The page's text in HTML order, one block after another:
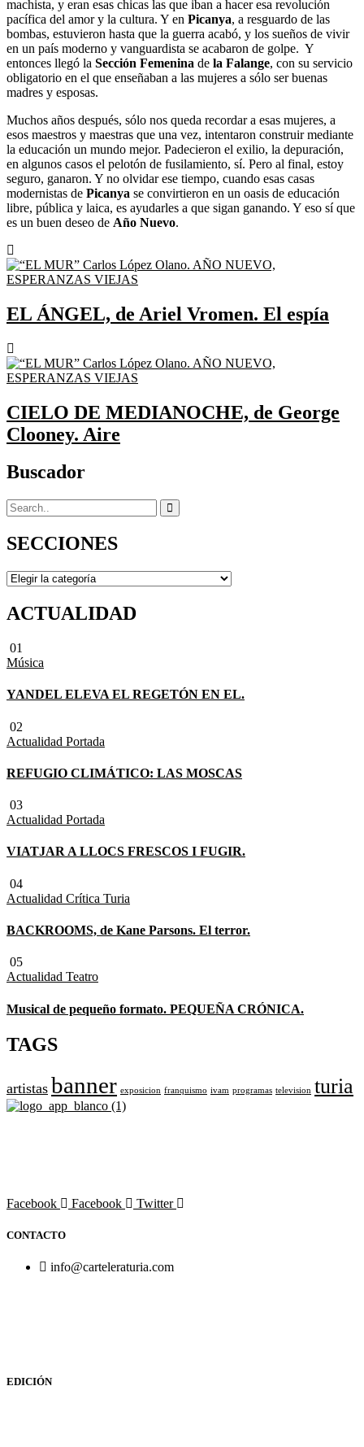
machista, y eran esas chicas las que iban a hacer esa revolución
pacífica del amor y la cultura. Y en Picanya, a resguardo de las
bombas, estuvieron hasta que la guerra acabó, y los sueños de vivir
en un país moderno y vanguardista se acabaron de golpe. Y
entonces llegó la Sección Femenina de la Falange, con su servicio
obligatorio en el que enseñaban a las mujeres a sólo ser buenas
madres y esposas.
Muchos años después, sólo nos queda recordar a esas mujeres, a
esos maestros y maestras que una vez, intentaron construir mediante
la educación un mundo mejor. Padecieron el exilio, la depuración,
en algunos casos el pelotón de fusilamiento, sí. Pero al final, estoy
seguro, ganaron. Y no olvidar ese tiempo, cuando esas casas
modernistas de Picanya se convirtieron en un oasis de educación
libre, pública y laica, es ayudarles a que sigan ganando. Y eso sí que
es un buen deseo de Año Nuevo.
EL ÁNGEL, de Ariel Vromen. El espía
CIELO DE MEDIANOCHE, de George
Clooney. Aire
Buscador
SECCIONES
SECCIONES
ACTUALIDAD
01
Música
YANDEL ELEVA EL REGETÓN EN EL.
02
Actualidad Portada
REFUGIO CLIMÁTICO: LAS MOSCAS
03
Actualidad Portada
VIATJAR A LLOCS FRESCOS I FUGIR.
04
Actualidad Crítica Turia
BACKROOMS, de Kane Parsons. El terror.
05
Actualidad Teatro
Musical de pequeño formato. PEQUEÑA CRÓNICA.
TAGS
artistas banner exposicion franquismo ivam programas television turia
Facebook
Facebook Twitter
CONTACTO
info@carteleraturia.com
EDICIÓN